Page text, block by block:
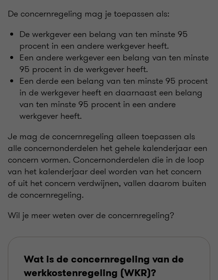
De concernregeling mag je toepassen als:
De werkgever een belang van ten minste 95
procent in een andere werkgever heeft.
Een andere werkgever een belang van ten minste
95 procent in de werkgever heeft.
Een derde een belang van ten minste 95 procent
in de werkgever heeft en daarnaast een belang
van ten minste 95 procent in een andere
werkgever heeft.
Je mag de concernregeling alleen toepassen als
alle concernonderdelen het gehele kalenderjaar een
concern vormen. Concernonderdelen die in de loop
van het kalenderjaar deel worden van het concern
of uit het concern verdwijnen, vallen daarom buiten
de concernregeling.
Wil je meer weten over de concernregeling?
Wat is de concernregeling van de
werkkostenregeling (WKR)?